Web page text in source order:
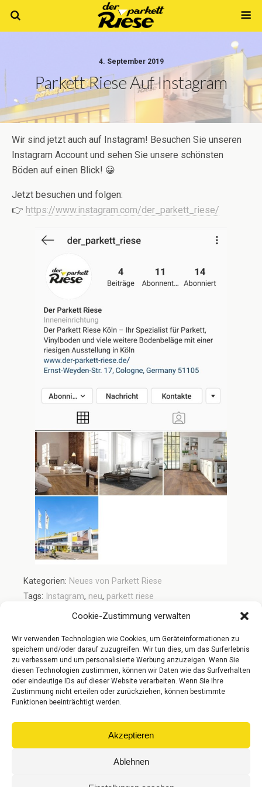
Cookie-Zustimmung verwalten
Wir verwenden Technologien wie Cookies, um Geräteinformationen zu
speichern und/oder darauf zuzugreifen. Wir tun dies, um das Surferlebnis
zu verbessern und um personalisierte Werbung anzuzeigen. Wenn Sie
diesen Technologien zustimmen, können wir Daten wie das Surfverhalten
oder eindeutige IDs auf dieser Website verarbeiten. Wenn Sie Ihre
Zustimmung nicht erteilen oder zurückziehen, können bestimmte
Funktionen beeinträchtigt werden.
Akzeptieren
Ablehnen
4. September 2019
Parkett Riese Auf Instagram
Wir sind jetzt auch auf Instagram! Besuchen Sie unseren
Instagram Account und sehen Sie unsere schönsten
Böden auf einen Blick! 😀
Jetzt besuchen und folgen:
👉 https://www.instagram.com/der_parkett_riese/
Kategorien: Neues von Parkett Riese
Tags: Instagram, neu, parkett riese
Vorheriger Beitrag
Neue Website!
Nächster Beitrag
Urlaubsfeeling Mit
Landhausdiele
Mobil Desktop